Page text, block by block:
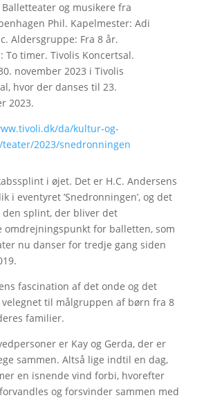
og musikere fra
Phil. Kapelmester: Adi
Aldersgruppe: Fra 8 år.
To timer. Tivolis Koncertsal.
november 2023 i Tivolis
hvor der danses til 23.
2023.
da/kultur-og-
2023/snedronningen
i øjet. Det er H.C. Andersens
i eventyret ’Snedronningen’, og det
splint, der bliver det
omdrejningspunkt for balletten, som
nu danser for tredje gang siden
fascination af det onde og det
til målgruppen af børn fra 8
familier.
er Kay og Gerda, der er
sammen. Altså lige indtil en dag,
en isnende vind forbi, hvorefter
og forsvinder sammen med